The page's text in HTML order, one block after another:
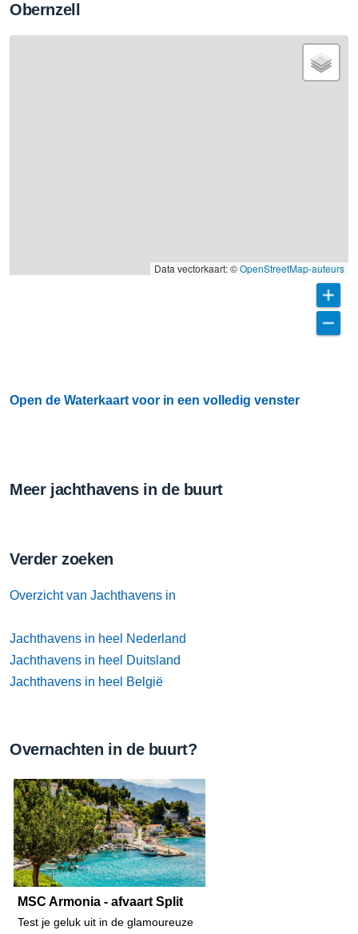
Obernzell
Data vectorkaart: ©OpenStreetMap-auteurs
Open de Waterkaart voor in een volledig venster
Meer jachthavens in de buurt
Verder zoeken
Overzicht van Jachthavens in
Jachthavens in heel Nederland
Jachthavens in heel Duitsland
Jachthavens in heel België
Overnachten in de buurt?
MSC Armonia - afvaart Split
Test je geluk uit in de glamoureuze